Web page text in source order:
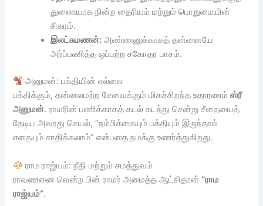
துணையாக நின்ற தைரியம் மற்றும் பொறுமையின்
சிகரம்.
இலட்சுமணன்: அண்ணனுக்காகத் தன்னையே
அர்ப்பணித்த ஒப்பற்ற சகோதர பாசம்.
அனுமன்: பக்தியின் எல்லை
பக்திக்கும், தன்னலமற்ற சேவைக்கும் மிகச்சிறந்த உதாரணம்ஸ்ரீ
அனுமன். ராமரின் பணிக்காகத் கடல் கடந்து சென்று சீதையைத்
தேடிய அவரது செயல், “நம்பிக்கையும் பக்தியும் இருந்தால்
எதையும் சாதிக்கலாம்” என்பதை நமக்கு உணர்த்துகிறது.
ராம ராஜ்யம்: நீதி மற்றும் சமத்துவம்
ராவணனை வென்ற பின் ராமர் அமைத்த ஆட்சிதான் “ராம
ராஜ்யம்”.